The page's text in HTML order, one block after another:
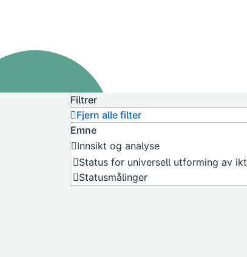
Filtrer
Fjern alle filter
Emne
Innsikt og analyse
Status for universell utforming av ikt
Statusmålinger